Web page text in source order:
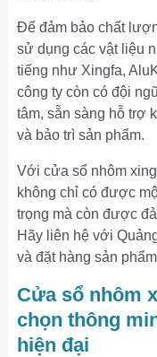
Để đảm bảo chất
sử dụng các vật liệu
tiếng như Xingfa,
công ty còn có đội
tâm, sẵn sàng hỗ trợ
và bảo trì sản phẩm.
Với cửa sổ nhôm
không chỉ có được
trọng mà còn được
Hãy liên hệ với
và đặt hàng sản
Cửa sổ nhôm
chọn thông
hiện đại